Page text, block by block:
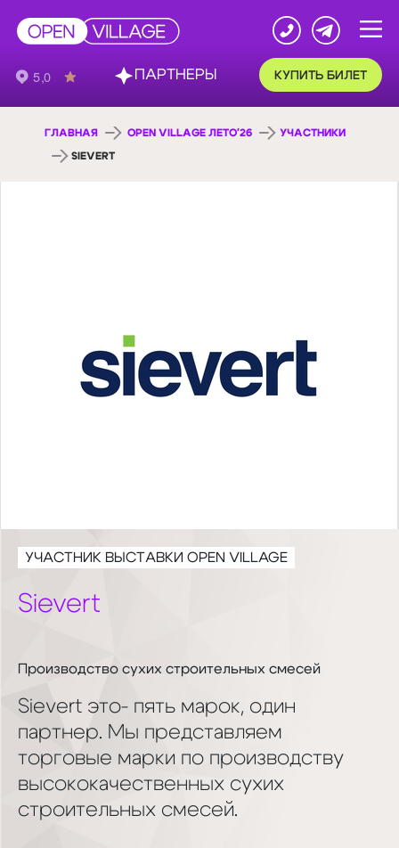
КУПИТЬ БИЛЕТ
ГЛАВНАЯ OPEN VILLAGE ЛЕТО'26 УЧАСТНИКИ
SIEVERT
УЧАСТНИК ВЫСТАВКИ OPEN VILLAGE
Sievert
Производство сухих строительных смесей
Sievert это- пять марок, один
партнер. Мы представляем
торговые марки по производству
высококачественных сухих
строительных смесей.